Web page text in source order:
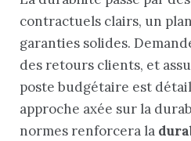
contractuels clairs, un
garanties solides.
des retours clients, et
poste budgétaire est
approche axée sur la
normes renforcera la